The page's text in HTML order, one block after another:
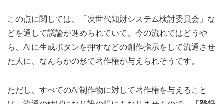
この点に関しては、「次世代知財システム検討委員会」な
どを通して議論が進められていて、今の流れではどうや
ら、AIに生成ボタンを押すなどの創作指示をして流通させ
た人に、なんらかの形で著作権が与えられそうです。
ただし、すべてのAI制作物に対して著作権を与えること